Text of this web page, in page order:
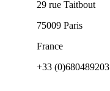
29 rue Taitbout
75009 Paris
France
+33 (0)680489203